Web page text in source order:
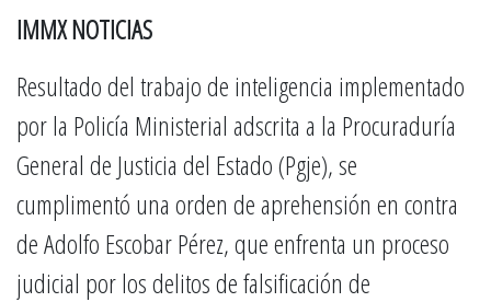
IMMX NOTICIAS
Resultado del trabajo de inteligencia implementado
por la Policía Ministerial adscrita a la Procuraduría
General de Justicia del Estado (Pgje), se
cumplimentó una orden de aprehensión en contra
de Adolfo Escobar Pérez, que enfrenta un proceso
judicial por los delitos de falsificación de